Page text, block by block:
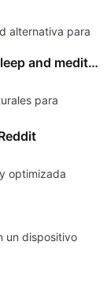
alternativa para
Ambience - Nature sounds: sleep and meditation
para
optimizada
un dispositivo